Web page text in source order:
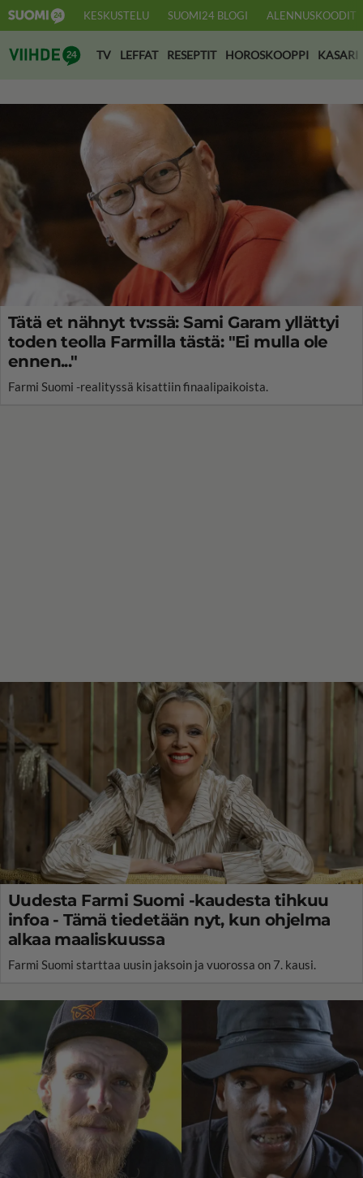
KESKUSTELU SUOMI24 BLOGI ALENNUSKOODIT
Suomi24 Viihde
TV LEFFAT RESEPTIT HOROSKOOPPI KASARI
Tätä et nähnyt tv:ssä: Sami Garam yllättyi
toden teolla Farmilla tästä: "Ei mulla ole
ennen..."
Farmi Suomi -realityssä kisattiin finaalipaikoista.
Uudesta Farmi Suomi -kaudesta tihkuu
infoa - Tämä tiedetään nyt, kun ohjelma
alkaa maaliskuussa
Farmi Suomi starttaa uusin jaksoin ja vuorossa on 7. kausi.